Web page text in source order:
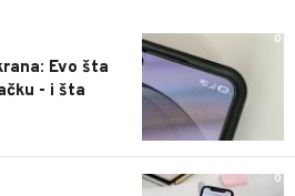
0
Evo šta
- i šta
0